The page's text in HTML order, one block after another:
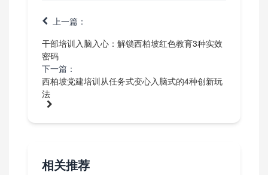
上一篇：
干部培训入脑入心：解锁西柏坡红色教育3种实效
密码
下一篇：
西柏坡党建培训从任务式变心入脑式的4种创新玩
法
相关推荐